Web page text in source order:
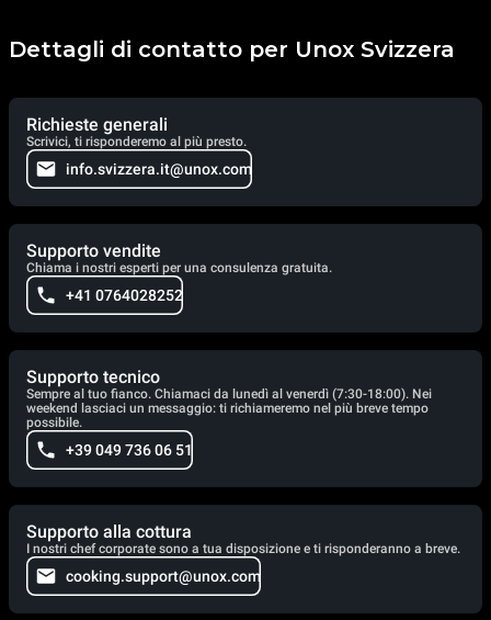
Dettagli di contatto per Unox Svizzera
Richieste generali
Scrivici, ti risponderemo al più presto.
info.svizzera.it@unox.com
Supporto vendite
Chiama i nostri esperti per una consulenza gratuita.
+41 0764028252
Supporto tecnico
Sempre al tuo fianco. Chiamaci da lunedì al venerdì (7:30-18:00). Nei
weekend lasciaci un messaggio: ti richiameremo nel più breve tempo
possibile.
+39 049 736 06 51
Supporto alla cottura
I nostri chef corporate sono a tua disposizione e ti risponderanno a breve.
cooking.support@unox.com